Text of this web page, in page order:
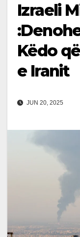
Izraeli
Këdo
e Iranit
JUN 20, 2025